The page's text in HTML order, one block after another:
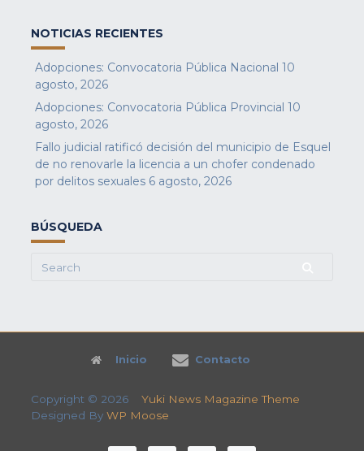
NOTICIAS RECIENTES
Adopciones: Convocatoria Pública Nacional 10
agosto, 2026
Adopciones: Convocatoria Pública Provincial 10
agosto, 2026
Fallo judicial ratificó decisión del municipio de Esquel
de no renovarle la licencia a un chofer condenado
por delitos sexuales 6 agosto, 2026
BÚSQUEDA
Search
Inicio Contacto
Copyright © 2026 Yuki News Magazine Theme
Designed By WP Moose